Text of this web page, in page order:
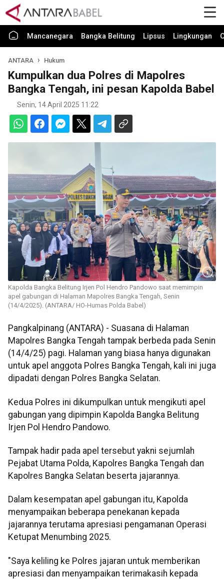
Mancanegara Bangka Belitung Lipsus Lingkungan
ANTARA Hukum
Kumpulkan dua Polres di Mapolres
Bangka Tengah, ini pesan Kapolda Babel
Senin, 14 April 2025 11:22
Kapolda Bangka Belitung Irjen Pol Hendro Pandowo saat memimpin
apel gabungan di Halaman Mapolres Bangka Tengah, Senin
(14/4/2025). (ANTARA/ HO-Humas Polda Babel)
Pangkalpinang (ANTARA) - Suasana di Halaman
Mapolres Bangka Tengah tampak berbeda pada Senin
(14/4/25) pagi. Halaman yang biasa hanya digunakan
untuk apel anggota Polres Bangka Tengah, kali ini juga
dipadati dengan Polres Bangka Selatan.
Kedua Polres ini dikumpulkan untuk mengikuti apel
gabungan yang dipimpin Kapolda Bangka Belitung
Irjen Pol Hendro Pandowo.
Tampak hadir pada apel tersebut yakni sejumlah
Pejabat Utama Polda, Kapolres Bangka Tengah dan
Kapolres Bangka Selatan beserta jajarannya.
Dalam kesempatan apel gabungan itu, Kapolda
menyampaikan beberapa penekanan kepada
jajarannya terutama apresiasi pengamanan Operasi
Ketupat Menumbing 2025.
"Saya keliling ke Polres jajaran untuk memberikan
apresiasi dan menyampaikan terimakasih kepada